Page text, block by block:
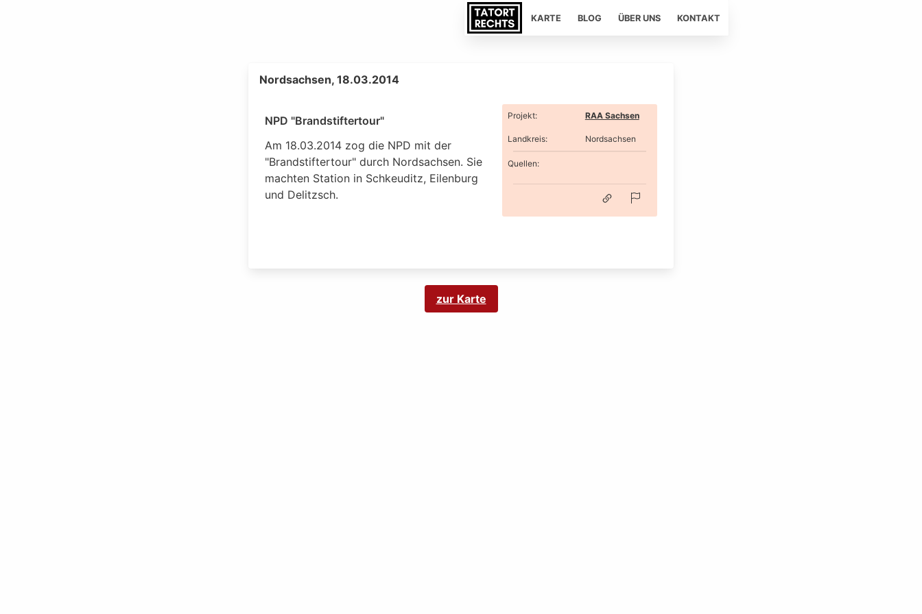
KARTE BLOG ÜBER UNS KONTAKT
Nordsachsen, 18.03.2014
NPD "Brandstiftertour"
Am 18.03.2014 zog die NPD mit der
"Brandstiftertour" durch Nordsachsen. Sie
machten Station in Schkeuditz, Eilenburg
und Delitzsch.
Projekt: RAA Sachsen
Landkreis: Nordsachsen
Quellen:
zur Karte